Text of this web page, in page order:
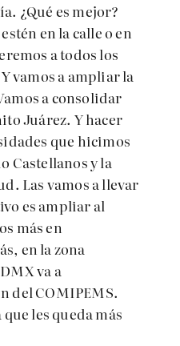
¿Qué es mejor?
en la calle o en
a todos los
vamos a ampliar la
a consolidar
Juárez. Y hacer
que hicimos
Castellanos y la
Las vamos a llevar
es ampliar al
más en
en la zona
va a
del COMIPEMS.
que les queda más